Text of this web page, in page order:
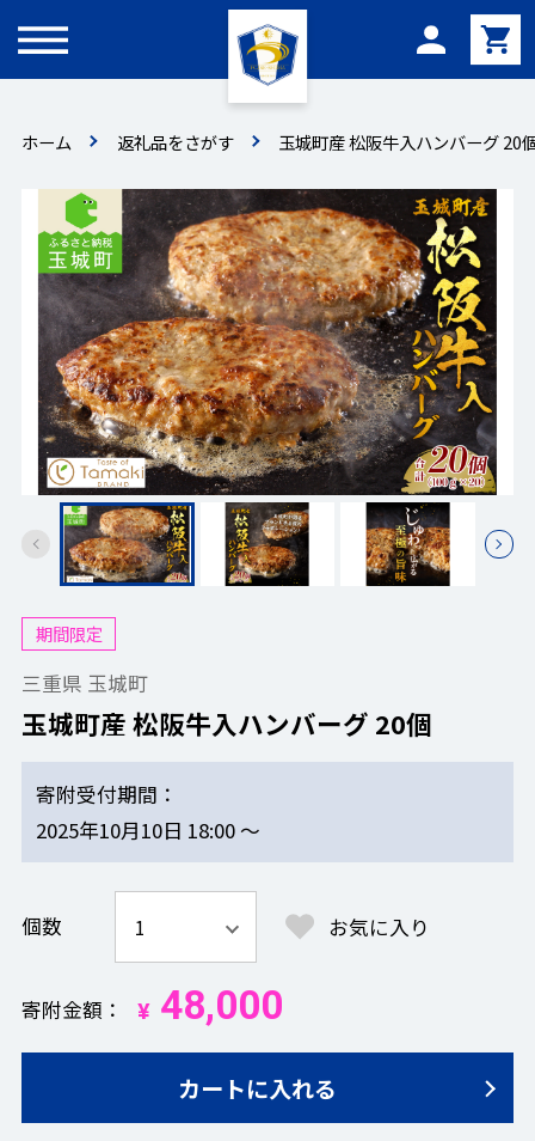
メニュー
ホーム 返礼品をさがす 玉城町産 松阪牛入ハンバーグ 20
期間限定
三重県 玉城町
玉城町産 松阪牛入ハンバーグ 20個
寄附受付期間
2025年10月10日 18:00 ～
個数 お気に入り
寄附金額 ¥48,000
カートに入れる